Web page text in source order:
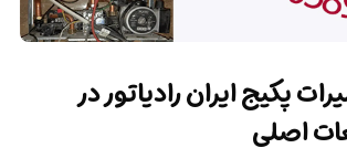
پکیج ایران رادیاتور در
اصلی